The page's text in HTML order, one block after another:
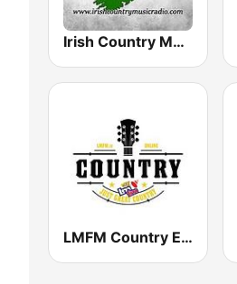
Irish Country Music Radio
LMFM Country Express